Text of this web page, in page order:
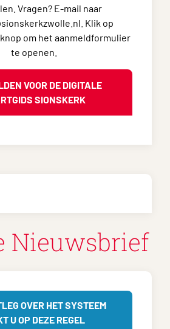
Vragen? E-mail naar
Klik op
om het aanmeldformulier
te openen.
VOOR DE DIGITALE
SIONSKERK
Nieuwsbrief
OVER HET SYSTEEM
U OP DEZE REGEL